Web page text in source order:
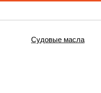
Судовые масла